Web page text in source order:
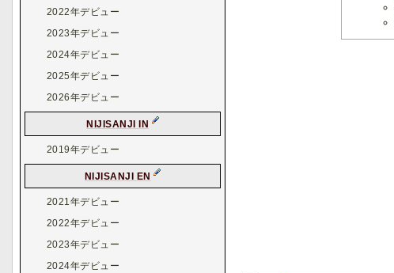
2022年デビュー
2023年デビュー
2024年デビュー
2025年デビュー
2026年デビュー
NIJISANJI IN
2019年デビュー
NIJISANJI EN
2021年デビュー
2022年デビュー
2023年デビュー
2024年デビュー